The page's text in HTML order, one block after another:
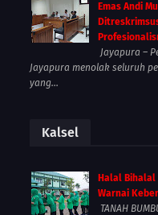
Emas Andi
Jayapura –
Jayapura menolak seluruh
yang...
Kalsel
Halal Bihalal
Warnai
TANAH